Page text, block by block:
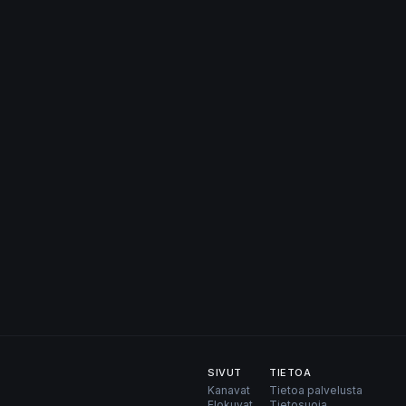
SIVUT
Kanavat
TIETOA
Tietoa palvelusta